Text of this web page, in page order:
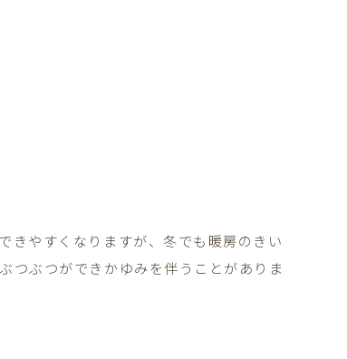
きやすくなりますが、冬でも暖房のきい
つぶつができかゆみを伴うことがありま